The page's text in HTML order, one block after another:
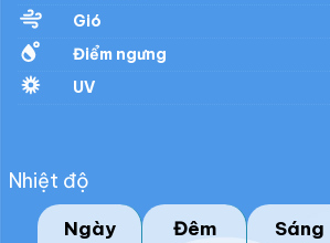
Gió
Điểm ngưng
UV
Nhiệt độ
Ngày Đêm Sáng